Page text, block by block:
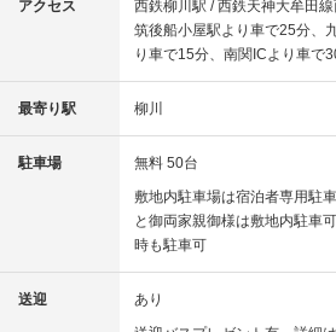
アクセス
西鉄柳川駅 / 西鉄天神大牟田
筑後船小屋駅より車で25分、
り車で15分、南関ICより車で
最寄り駅 柳川
駐車場
無料 50台
敷地内駐車場は宿泊者専用駐
と御両家親御様は敷地内駐車
時も駐車可
送迎
あり